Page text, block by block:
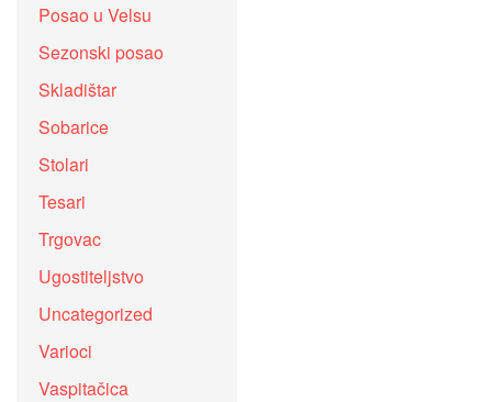
Posao u Velsu
Sezonski posao
Skladištar
Sobarice
Stolari
Tesari
Trgovac
Ugostiteljstvo
Uncategorized
Varioci
Vaspitačica